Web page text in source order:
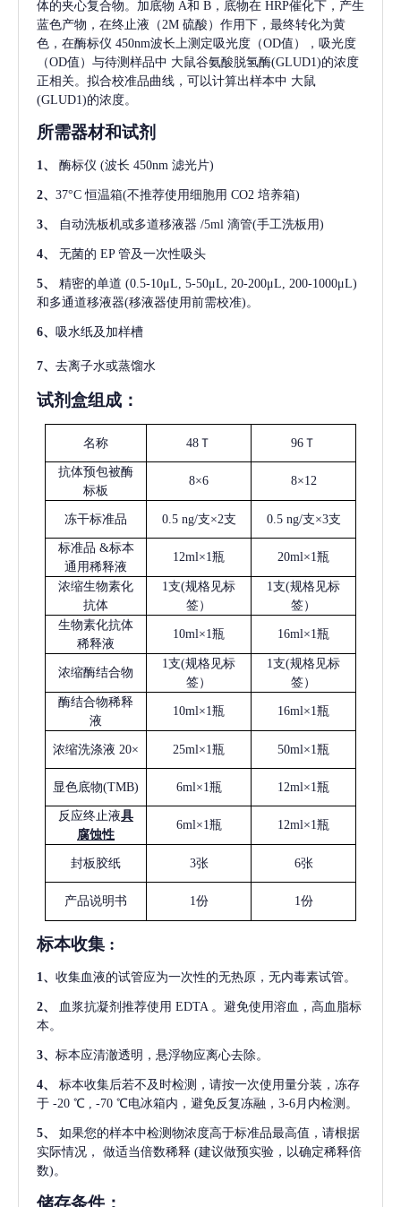
体的夹心复合物。加底物 A和 B，底物在 HRP催化下，产生
蓝色产物，在终止液（2M 硫酸）作用下，最终转化为黄
色，在酶标仪 450nm波长上测定吸光度（OD值），吸光度
（OD值）与待测样品中 大鼠谷氨酸脱氢酶(GLUD1)的浓度
正相关。拟合校准品曲线，可以计算出样本中 大鼠
(GLUD1)的浓度。
所需器材和试剂
1、 酶标仪 (波长 450nm 滤光片)
2、 37°C 恒温箱(不推荐使用细胞用 CO2 培养箱)
3、 自动洗板机或多道移液器 /5ml 滴管(手工洗板用)
4、 无菌的 EP 管及一次性吸头
5、 精密的单道 (0.5-10μL, 5-50μL, 20-200μL, 200-1000μL)
和多通道移液器(移液器使用前需校准)。
6、 吸水纸及加样槽
7、 去离子水或蒸馏水
试剂盒组成：
名称 48Ｔ 96Ｔ
抗体预包被酶
标板
8×6 8×12
冻干标准品 0.5 ng/支×2支 0.5 ng/支×3支
标准品 &标本
通用稀释液
12ml×1瓶 20ml×1瓶
浓缩生物素化
抗体
1支(规格见标
签）
1支(规格见标
签）
生物素化抗体
稀释液
10ml×1瓶 16ml×1瓶
浓缩酶结合物
1支(规格见标
签）
1支(规格见标
签）
酶结合物稀释
液
10ml×1瓶 16ml×1瓶
浓缩洗涤液 20× 25ml×1瓶 50ml×1瓶
显色底物(TMB) 6ml×1瓶 12ml×1瓶
反应终止液具
腐蚀性
6ml×1瓶 12ml×1瓶
封板胶纸 3张 6张
产品说明书 1份 1份
标本收集 :
1 、 收集血液的试管应为一次性的无热原，无内毒素试管。
2、 血浆抗凝剂推荐使用 EDTA 。避免使用溶血，高血脂标
本。
3、 标本应清澈透明，悬浮物应离心去除。
4、
标本收集后若不及时检测，请按一次使用量分装，冻存
于 -20 ℃ , -70 ℃电冰箱内，避免反复冻融，3-6月内检测。
5、
如果您的样本中检测物浓度高于标准品最高值，请根据
实际情况，
做适当倍数稀释 (建议做预实验，以确定稀释倍
数)。
储存条件：